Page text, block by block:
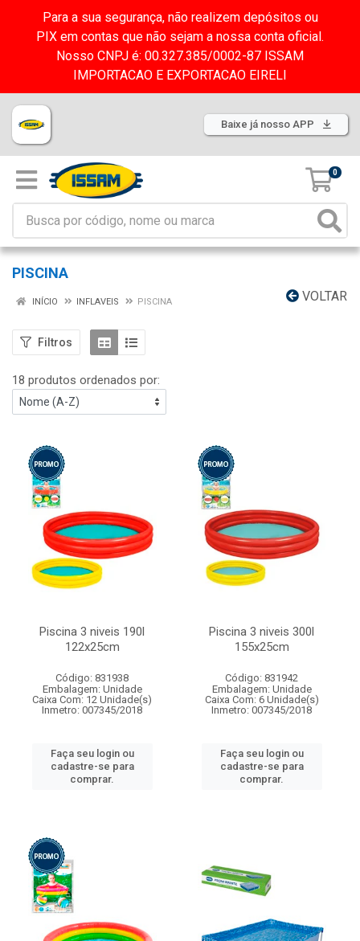
Para a sua segurança, não realizem depósitos ou
PIX em contas que não sejam a nossa conta oficial.
Nosso CNPJ é: 00.327.385/0002-87 ISSAM
IMPORTACAO E EXPORTACAO EIRELI
Baixe já nosso APP
0
PISCINA
VOLTAR
INÍCIO INFLAVEIS PISCINA
Filtros
18 produtos ordenados por:
Piscina 3 niveis 190l
122x25cm
Código: 831938
Embalagem: Unidade
Caixa Com: 12 Unidade(s)
Inmetro: 007345/2018
Faça seu login ou
cadastre-se para
comprar.
Piscina 3 niveis 300l
155x25cm
Código: 831942
Embalagem: Unidade
Caixa Com: 6 Unidade(s)
Inmetro: 007345/2018
Faça seu login ou
cadastre-se para
comprar.